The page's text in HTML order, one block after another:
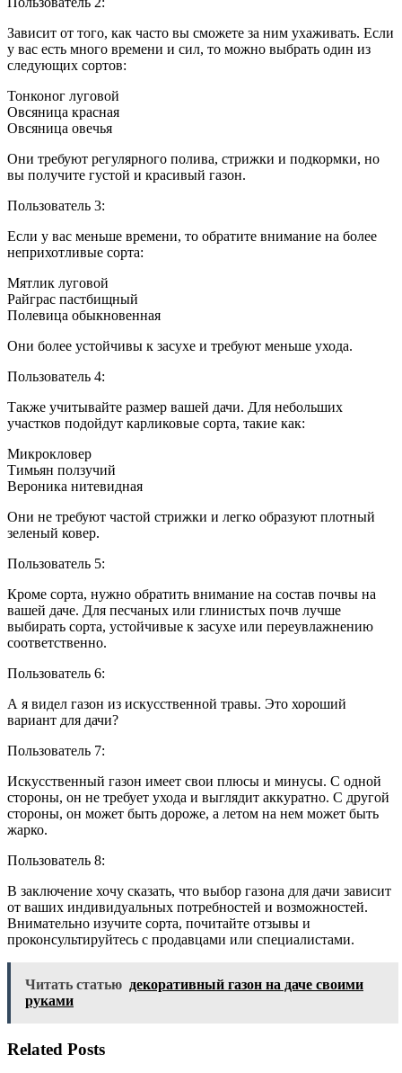
Зависит от того, как часто вы сможете за ним ухаживать. Если
у вас есть много времени и сил, то можно выбрать один из
следующих сортов:
Тонконог луговой
Овсяница красная
Овсяница овечья
Они требуют регулярного полива, стрижки и подкормки, но
вы получите густой и красивый газон.
Пользователь 3:
Если у вас меньше времени, то обратите внимание на более
неприхотливые сорта:
Мятлик луговой
Райграс пастбищный
Полевица обыкновенная
Они более устойчивы к засухе и требуют меньше ухода.
Пользователь 4:
Также учитывайте размер вашей дачи. Для небольших
участков подойдут карликовые сорта, такие как:
Микрокловер
Тимьян ползучий
Вероника нитевидная
Они не требуют частой стрижки и легко образуют плотный
зеленый ковер.
Пользователь 5:
Кроме сорта, нужно обратить внимание на состав почвы на
вашей даче. Для песчаных или глинистых почв лучше
выбирать сорта, устойчивые к засухе или переувлажнению
соответственно.
Пользователь 6:
А я видел газон из искусственной травы. Это хороший
вариант для дачи?
Пользователь 7:
Искусственный газон имеет свои плюсы и минусы. С одной
стороны, он не требует ухода и выглядит аккуратно. С другой
стороны, он может быть дороже, а летом на нем может быть
жарко.
Пользователь 8:
В заключение хочу сказать, что выбор газона для дачи зависит
от ваших индивидуальных потребностей и возможностей.
Внимательно изучите сорта, почитайте отзывы и
проконсультируйтесь с продавцами или специалистами.
Читать статью декоративный газон на даче своими
руками
Related Posts